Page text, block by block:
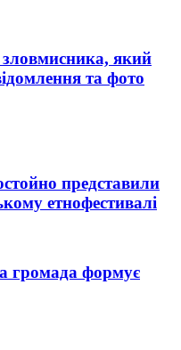
який
та фото
представили
етнофестивалі
громада формує